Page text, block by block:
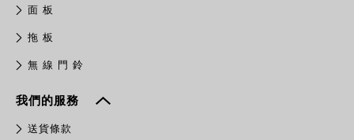
面 板
拖 板
無 線 門 鈴
我們的服務
送貨條款